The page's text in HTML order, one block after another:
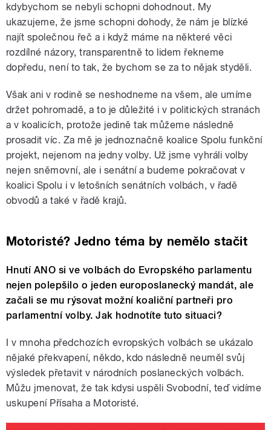
kdybychom se nebyli schopni dohodnout. My
ukazujeme, že jsme schopni dohody, že nám je blízké
najít společnou řeč a i když máme na některé věci
rozdílné názory, transparentně to lidem řekneme
dopředu, není to tak, že bychom se za to nějak styděli.
Však ani v rodině se neshodneme na všem, ale umíme
držet pohromadě, a to je důležité i v politických stranách
a v koalicích, protože jedině tak můžeme následně
prosadit víc. Za mě je jednoznačně koalice Spolu funkční
projekt, nejenom na jedny volby. Už jsme vyhráli volby
nejen sněmovní, ale i senátní a budeme pokračovat v
koalici Spolu i v letošních senátních volbách, v řadě
obvodů a také v řadě krajů.
Motoristé? Jedno téma by nemělo stačit
Hnutí ANO si ve volbách do Evropského parlamentu
nejen polepšilo o jeden europoslanecký mandát, ale
začali se mu rýsovat možní koaliční partneři pro
parlamentní volby. Jak hodnotíte tuto situaci?
I v mnoha předchozích evropských volbách se ukázalo
nějaké překvapení, někdo, kdo následně neuměl svůj
výsledek přetavit v národních poslaneckých volbách.
Můžu jmenovat, že tak kdysi uspěli Svobodní, teď vidíme
uskupení Přísaha a Motoristé.